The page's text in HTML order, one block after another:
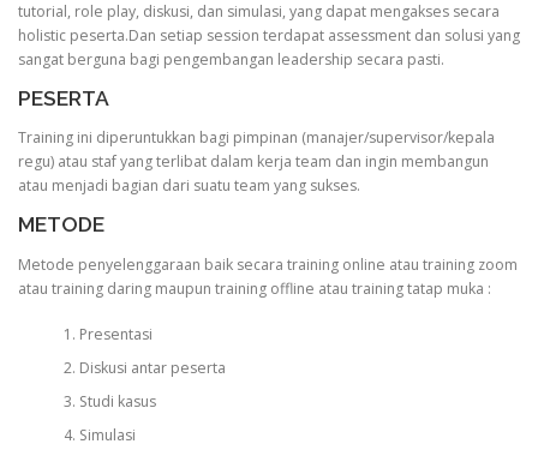
tutorial, role play, diskusi, dan simulasi, yang dapat mengakses secara
holistic peserta.Dan setiap session terdapat assessment dan solusi yang
sangat berguna bagi pengembangan leadership secara pasti.
PESERTA
Training ini diperuntukkan bagi pimpinan (manajer/supervisor/kepala
regu) atau staf yang terlibat dalam kerja team dan ingin membangun
atau menjadi bagian dari suatu team yang sukses.
METODE
Metode penyelenggaraan baik secara training online atau training zoom
atau training daring maupun training offline atau training tatap muka :
Presentasi
Diskusi antar peserta
Studi kasus
Simulasi